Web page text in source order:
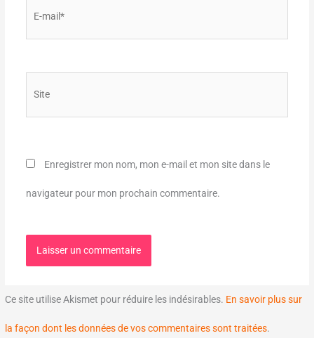
mail*
Enregistrer mon nom, mon e-mail et mon site dans le
navigateur pour mon prochain commentaire.
Ce site utilise Akismet pour réduire les indésirables. En savoir plus sur
la façon dont les données de vos commentaires sont traitées.